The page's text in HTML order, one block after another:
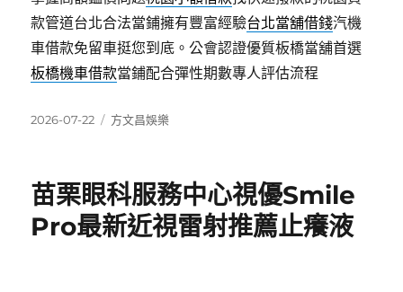
款管道台北合法當鋪擁有豐富經驗台北當舖借錢汽機
車借款免留車挺您到底。公會認證優質板橋當舖首選
板橋機車借款當鋪配合彈性期數專人評估流程
發
2026-07-22
分
方文昌娛樂
苗栗眼科服務中心視優Smile
Pro最新近視雷射推薦止癢液